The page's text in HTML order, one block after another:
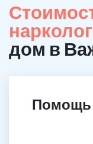
дом в
Помощь